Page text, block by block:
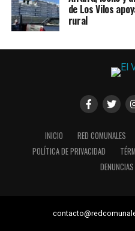
de Los Vilos
rural
INICIO RED COMUNALES
POLÍTICA DE PRIVACIDAD
DENUNCIAS